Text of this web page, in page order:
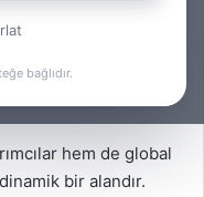
bağlıdır.
Neden
Bir
hem de global
bir alandır.